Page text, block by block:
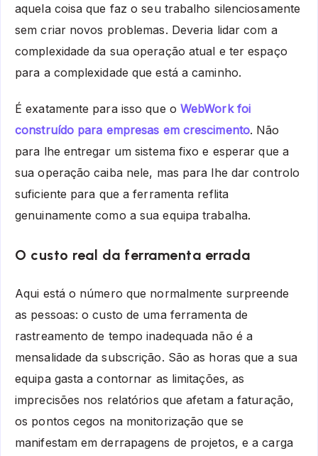
aquela coisa que faz o seu trabalho silenciosamente
sem criar novos problemas. Deveria lidar com a
complexidade da sua operação atual e ter espaço
para a complexidade que está a caminho.
É exatamente para isso que o WebWork foi
construído para empresas em crescimento. Não
para lhe entregar um sistema fixo e esperar que a
sua operação caiba nele, mas para lhe dar controlo
suficiente para que a ferramenta reflita
genuinamente como a sua equipa trabalha.
O custo real da ferramenta errada
Aqui está o número que normalmente surpreende
as pessoas: o custo de uma ferramenta de
rastreamento de tempo inadequada não é a
mensalidade da subscrição. São as horas que a sua
equipa gasta a contornar as limitações, as
imprecisões nos relatórios que afetam a faturação,
os pontos cegos na monitorização que se
manifestam em derrapagens de projetos, e a carga